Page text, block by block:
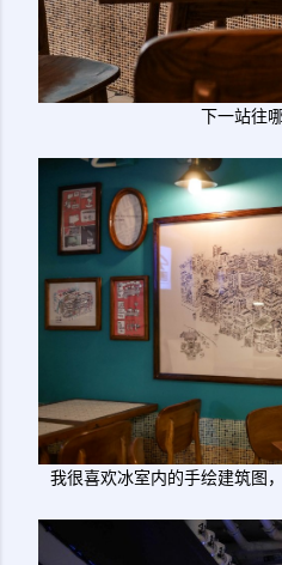
下一站往
我很喜欢冰室内的手绘建筑图